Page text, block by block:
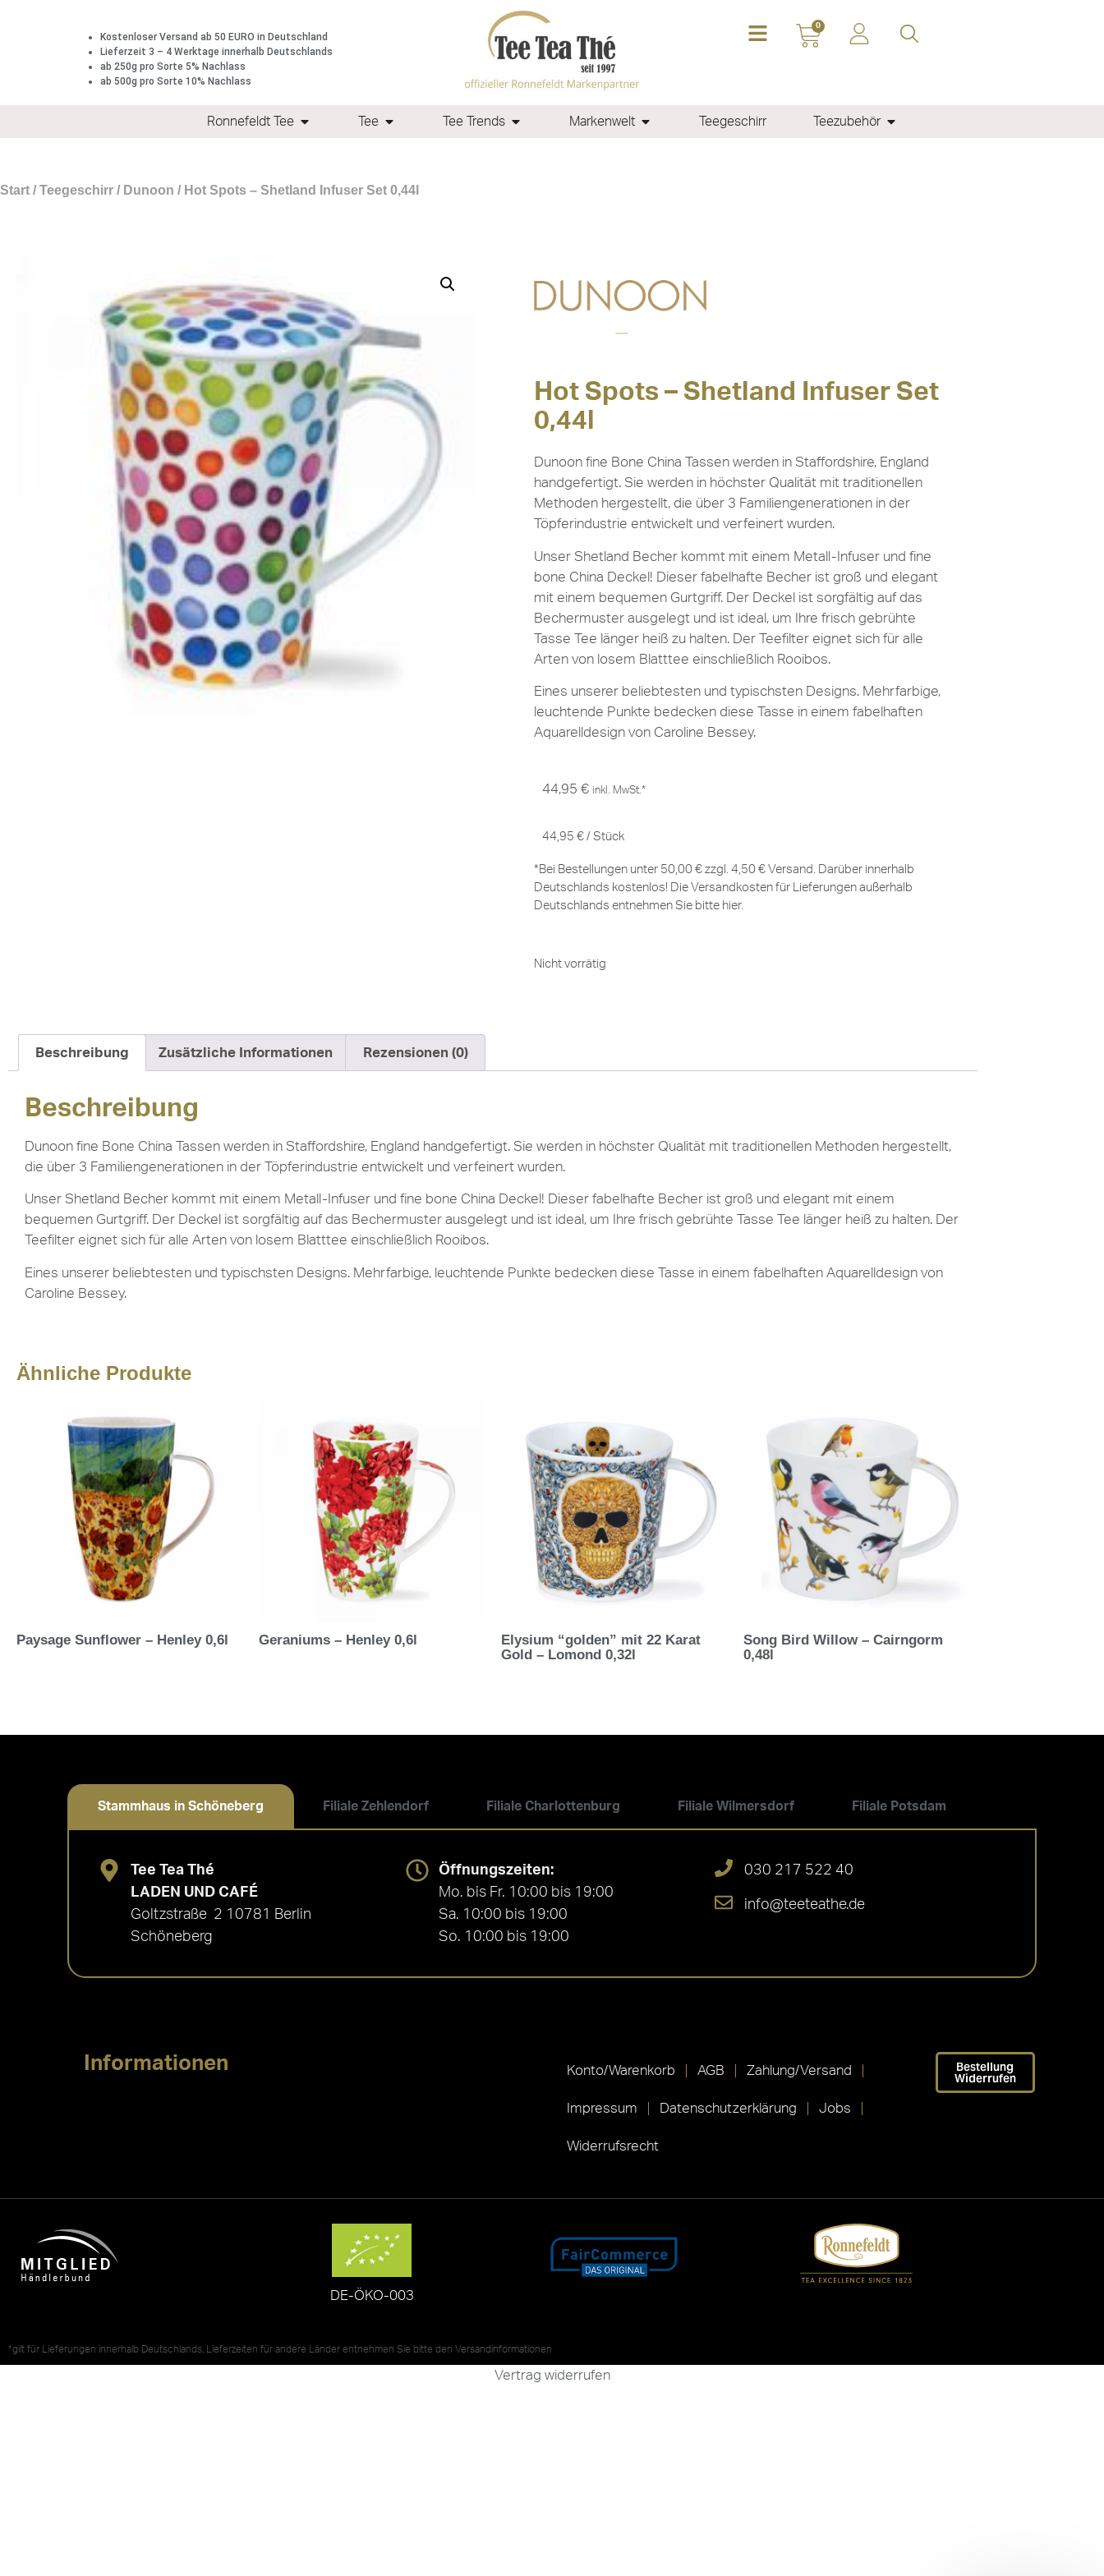
Kostenloser Versand ab 50 EURO in Deutschland
Lieferzeit 3 – 4 Werktage innerhalb Deutschlands
ab 250g pro Sorte 5% Nachlass
ab 500g pro Sorte 10% Nachlass
0
Ronnefeldt Tee Tee Tee Trends Markenwelt Teegeschirr Teezubehör
Start / Teegeschirr / Dunoon / Hot Spots – Shetland Infuser Set 0,44l
Hot Spots – Shetland Infuser Set
0,44l
Dunoon fine Bone China Tassen werden in Staffordshire, England
handgefertigt. Sie werden in höchster Qualität mit traditionellen
Methoden hergestellt, die über 3 Familiengenerationen in der
Töpferindustrie entwickelt und verfeinert wurden.
Unser Shetland Becher kommt mit einem Metall-Infuser und fine
bone China Deckel! Dieser fabelhafte Becher ist groß und elegant
mit einem bequemen Gurtgriff. Der Deckel ist sorgfältig auf das
Bechermuster ausgelegt und ist ideal, um Ihre frisch gebrühte
Tasse Tee länger heiß zu halten. Der Teefilter eignet sich für alle
Arten von losem Blatttee einschließlich Rooibos.
Eines unserer beliebtesten und typischsten Designs. Mehrfarbige,
leuchtende Punkte bedecken diese Tasse in einem fabelhaften
Aquarelldesign von Caroline Bessey.
44,95 € inkl. MwSt.*
44,95 € / Stück
*Bei Bestellungen unter 50,00 € zzgl. 4,50 € Versand. Darüber innerhalb
Deutschlands kostenlos! Die Versandkosten für Lieferungen außerhalb
Deutschlands entnehmen Sie bitte hier.
Nicht vorrätig
Beschreibung Zusätzliche Informationen Rezensionen (0)
Beschreibung
Dunoon fine Bone China Tassen werden in Staffordshire, England handgefertigt. Sie werden in höchster Qualität mit traditionellen Methoden hergestellt,
die über 3 Familiengenerationen in der Töpferindustrie entwickelt und verfeinert wurden.
Unser Shetland Becher kommt mit einem Metall-Infuser und fine bone China Deckel! Dieser fabelhafte Becher ist groß und elegant mit einem
bequemen Gurtgriff. Der Deckel ist sorgfältig auf das Bechermuster ausgelegt und ist ideal, um Ihre frisch gebrühte Tasse Tee länger heiß zu halten. Der
Teefilter eignet sich für alle Arten von losem Blatttee einschließlich Rooibos.
Eines unserer beliebtesten und typischsten Designs. Mehrfarbige, leuchtende Punkte bedecken diese Tasse in einem fabelhaften Aquarelldesign von
Caroline Bessey.
Ähnliche Produkte
Paysage Sunflower – Henley 0,6l Geraniums – Henley 0,6l
Elysium “golden” mit 22 Karat
Gold – Lomond 0,32l
Song Bird Willow – Cairngorm
0,48l
Stammhaus in Schöneberg Filiale Zehlendorf Filiale Charlottenburg Filiale Wilmersdorf Filiale Potsdam
Tee Tea Thé
LADEN UND CAFÉ
Goltzstraße 2 10781 Berlin
Schöneberg
Öffnungszeiten:
Mo. bis Fr. 10:00 bis 19:00
Sa. 10:00 bis 19:00
So. 10:00 bis 19:00
030 217 522 40
info@teeteathe.de
Informationen Konto/Warenkorb AGB Zahlung/Versand
Impressum Datenschutzerklärung Jobs
Widerrufsrecht
Bestellung
Widerrufen
DE-ÖKO-003
*gilt für Lieferungen innerhalb Deutschlands, Lieferzeiten für andere Länder entnehmen Sie bitte den Versandinformationen
Vertrag widerrufen